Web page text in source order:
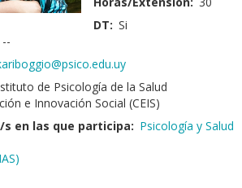
DT: Si
--
de Psicología de la Salud
e Innovación Social (CEIS)
en las que participa: Psicología y Salud